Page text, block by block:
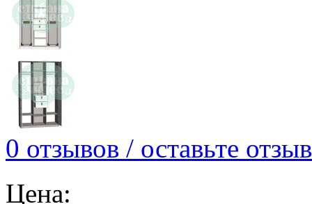
0 отзывов / оставьте отзыв
Цена: